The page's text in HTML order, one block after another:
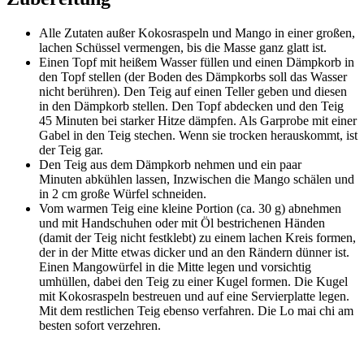
Alle Zutaten außer Kokosraspeln und Mango in einer großen,
lachen Schüssel vermengen, bis die Masse ganz glatt ist.
Einen Topf mit heißem Wasser füllen und einen Dämpkorb in
den Topf stellen (der Boden des Dämpkorbs soll das Wasser
nicht berühren). Den Teig auf einen Teller geben und diesen
in den Dämpkorb stellen. Den Topf abdecken und den Teig
45 Minuten bei starker Hitze dämpfen. Als Garprobe mit einer
Gabel in den Teig stechen. Wenn sie trocken herauskommt, ist
der Teig gar.
Den Teig aus dem Dämpkorb nehmen und ein paar
Minuten abkühlen lassen, Inzwischen die Mango schälen und
in 2 cm große Würfel schneiden.
Vom warmen Teig eine kleine Portion (ca. 30 g) abnehmen
und mit Handschuhen oder mit Öl bestrichenen Händen
(damit der Teig nicht festklebt) zu einem lachen Kreis formen,
der in der Mitte etwas dicker und an den Rändern dünner ist.
Einen Mangowürfel in die Mitte legen und vorsichtig
umhüllen, dabei den Teig zu einer Kugel formen. Die Kugel
mit Kokosraspeln bestreuen und auf eine Servierplatte legen.
Mit dem restlichen Teig ebenso verfahren. Die Lo mai chi am
besten sofort verzehren.